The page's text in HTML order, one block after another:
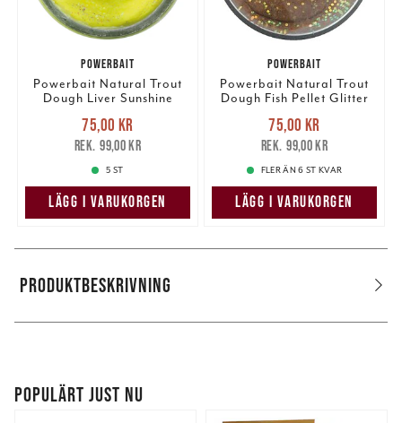
POWERBAIT
Powerbait Natural Trout
Dough Liver Sunshine
Nuvarande pris
75,00 krTidigare pris
99,00 kr
75,00 kr
99,00 kr
5 ST
LÄGG I VARUKORGEN
POWERBAIT
Powerbait Natural Trout
Dough Fish Pellet Glitter
Nuvarande pris
75,00 krTidigare pris
99,00 kr
75,00 kr
99,00 kr
FLER ÄN 6 ST KVAR
LÄGG I VARUKORGEN
PRODUKTBESKRIVNING
POPULÄRT JUST NU